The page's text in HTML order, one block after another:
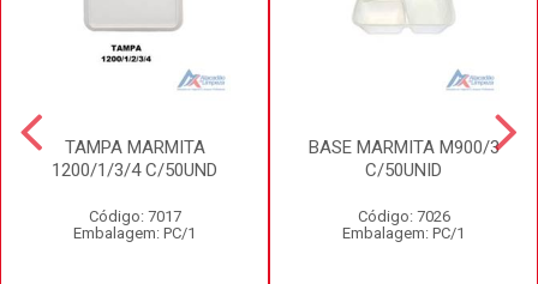
TAMPA MARMITA
1200/1/3/4 C/50UND
Código: 7017
Embalagem: PC/1
BASE MARMITA M900/3
C/50UNID
Código: 7026
Embalagem: PC/1